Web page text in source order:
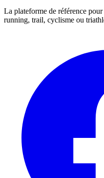
La plateforme de référence
running, trail, cyclisme ou